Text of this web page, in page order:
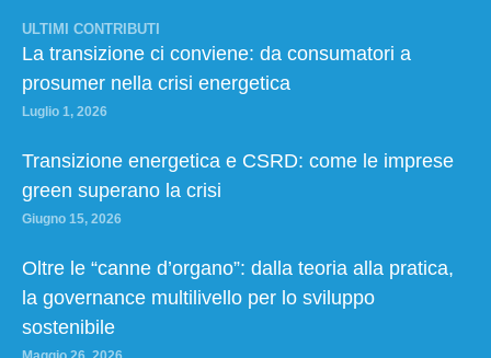
ULTIMI CONTRIBUTI
La transizione ci conviene: da consumatori a
prosumer nella crisi energetica
Luglio 1, 2026
Transizione energetica e CSRD: come le imprese
green superano la crisi
Giugno 15, 2026
Oltre le “canne d’organo”: dalla teoria alla pratica,
la governance multilivello per lo sviluppo
sostenibile